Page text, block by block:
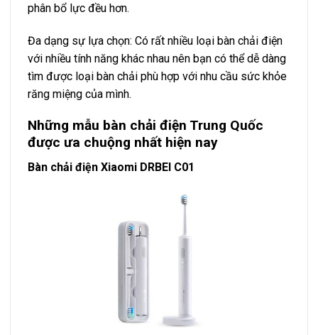
phân bổ lực đều hơn.
Đa dạng sự lựa chọn: Có rất nhiều loại bàn chải điện
với nhiều tính năng khác nhau nên bạn có thể dễ dàng
tìm được loại bàn chải phù hợp với nhu cầu sức khỏe
răng miệng của mình.
Những mẫu bàn chải điện Trung Quốc
được ưa chuộng nhất hiện nay
Bàn chải điện Xiaomi DRBEI C01